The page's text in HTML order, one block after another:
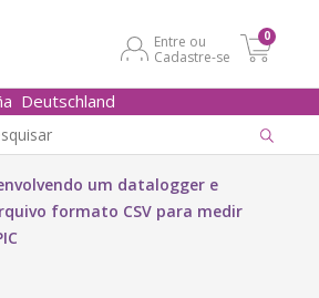
Entre ou
Cadastre-se
0
Deutschland
um datalogger e
formato CSV para medir